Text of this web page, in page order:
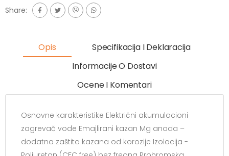
Share:
Opis
Specifikacija I Deklaracija
Informacije O Dostavi
Ocene I Komentari
Osnovne karakteristike Električni akumulacioni
zagrevač vode Emajlirani kazan Mg anoda –
dodatna zaštita kazana od korozije Izolacija -